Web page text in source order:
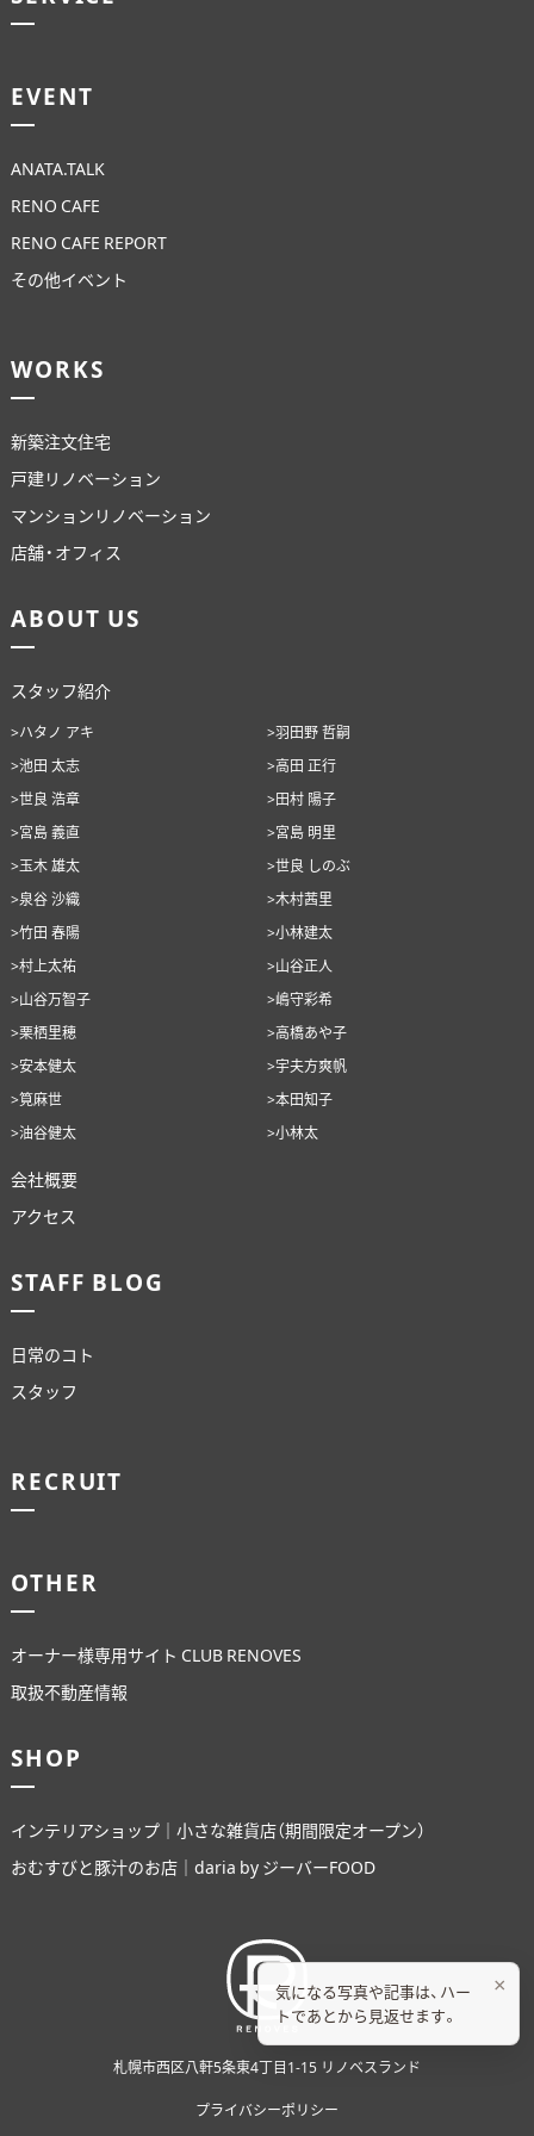
ABOUT US
STAFF BLOG
RECRUIT
資料請求
個別相談
オーナー様専用サイト CLUB RENOVES
EVENT
ANATA.TALK
RENO CAFE
RENO CAFE REPORT
その他イベント
WORKS
新築注文住宅
戸建リノベーション
マンションリノベーション
店舗・オフィス
ABOUT US
スタッフ紹介
>ハタノ アキ
>羽田野 哲嗣
>池田 太志
>高田 正行
>世良 浩章
>田村 陽子
>宮島 義直
>宮島 明里
>玉木 雄太
>世良 しのぶ
>泉谷 沙織
>木村茜里
>竹田 春陽
>小林建太
>村上太祐
>山谷正人
>山谷万智子
>嶋守彩希
>栗栖里穂
>高橋あや子
>安本健太
>宇夫方爽帆
>筧麻世
>本田知子
>油谷健太
>小林太
会社概要
アクセス
STAFF BLOG
日常のコト
スタッフ
RECRUIT
OTHER
オーナー様専用サイト CLUB RENOVES
取扱不動産情報
SHOP
インテリアショップ｜小さな雑貨店（期間限定オープン）
おむすびと豚汁のお店｜daria by ジーバーFOOD
札幌市西区八軒5条東4丁目1-15 リノベスランド
プライバシーポリシー
×
気になる写真や記事は、ハー
トであとから見返せます。